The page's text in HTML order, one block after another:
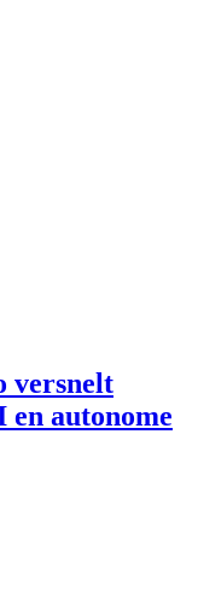
versnelt
autonome